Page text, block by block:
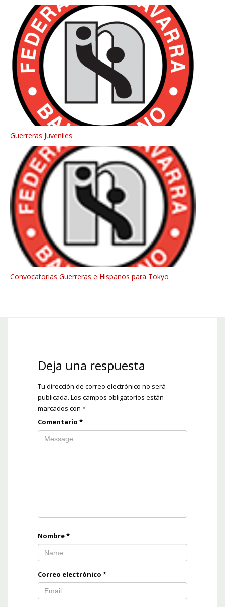
Guerreras Juveniles
Convocatorias Guerreras e Hispanos para Tokyo
Deja una respuesta
Tu dirección de correo electrónico no será
publicada. Los campos obligatorios están
marcados con *
Comentario *
Nombre*
Correo electrónico *